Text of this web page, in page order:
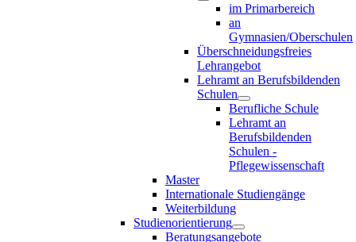
im Primarbereich
an
Gymnasien/Oberschulen
Überschneidungsfreies
Lehrangebot
Lehramt an Berufsbildenden
Schulen
Berufliche Schule
Lehramt an
Berufsbildenden
Schulen -
Pflegewissenschaft
Master
Internationale Studiengänge
Weiterbildung
Studienorientierung
Beratungsangebote